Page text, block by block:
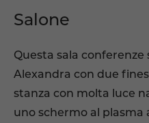
Salone
Questa sala conferenze
Alexandra con due
stanza con molta luce
uno schermo al